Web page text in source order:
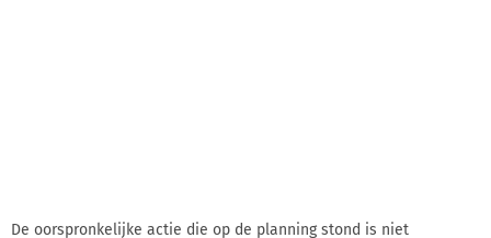
De oorspronkelijke actie die op de planning stond is niet